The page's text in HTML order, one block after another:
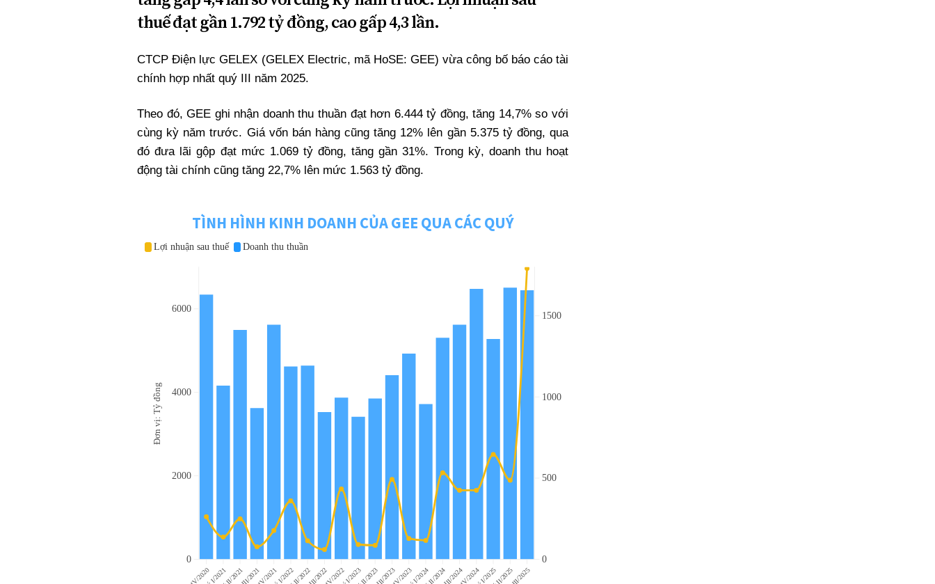
Xi nhan Trái Phải
Bạn đọc viết
thuế đạt gần 1.792 tỷ đồng, cao gấp 4,3 lần.
CTCP Điện lực GELEX (GELEX Electric, mã HoSE: GEE) vừa công bố báo cáo tài
chính hợp nhất quý III năm 2025.
Theo đó, GEE ghi nhận doanh thu thuần đạt hơn 6.444 tỷ đồng, tăng 14,7% so với
cùng kỳ năm trước. Giá vốn bán hàng cũng tăng 12% lên gần 5.375 tỷ đồng, qua
đó đưa lãi gộp đạt mức 1.069 tỷ đồng, tăng gần 31%. Trong kỳ, doanh thu hoạt
động tài chính cũng tăng 22,7% lên mức 1.563 tỷ đồng.